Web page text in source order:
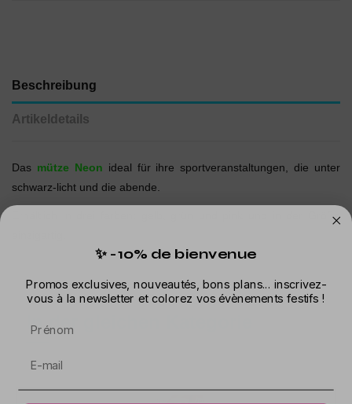
Beschreibung
Artikeldetails
Das mütze Neon ideal für ihre sportveranstaltungen, die unter
schwarz-licht und die abende.
Erhältlich in drei farben: gelb, grün und pink und in der Größe
In der gleichen Kategorie
✨ -10% de bienvenue
Promos exclusives, nouveautés, bons plans... inscrivez-
vous à la newsletter et colorez vos évènements festifs !